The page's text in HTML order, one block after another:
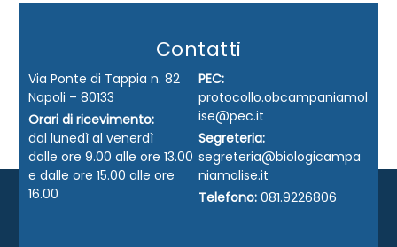
Contatti
Via Ponte di Tappia n. 82
Napoli – 80133
Orari di ricevimento:
dal lunedì al venerdì
dalle ore 9.00 alle ore 13.00
e dalle ore 15.00 alle ore
16.00
PEC:
protocollo.obcampaniamol
ise@pec.it
Segreteria:
segreteria@biologicampa
niamolise.it
Telefono: 081.9226806